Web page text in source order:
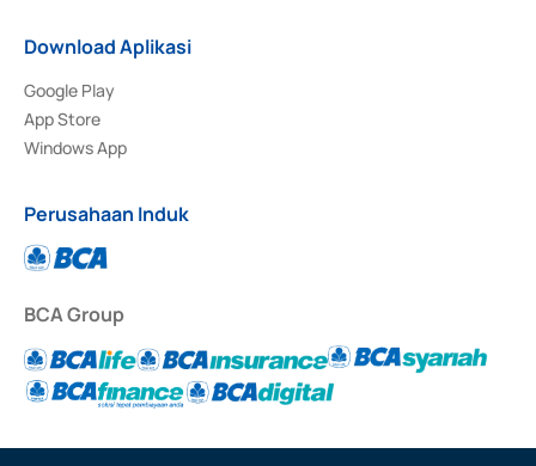
Download Aplikasi
Google Play
App Store
Windows App
Perusahaan Induk
BCA Group